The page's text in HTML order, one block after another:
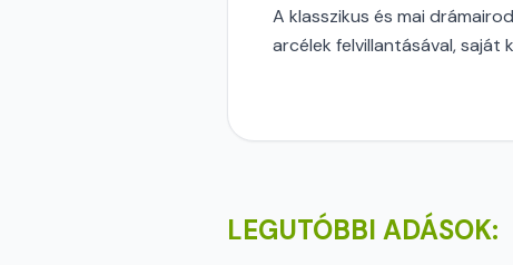
A klasszikus és mai
arcélek felvillantásával, saját
LEGUTÓBBI ADÁSOK: